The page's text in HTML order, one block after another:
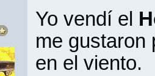
Yo vendí el
me gustaron
en el viento.